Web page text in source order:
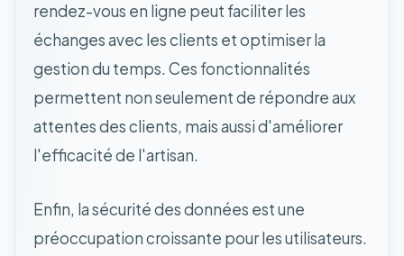
rendez-vous en ligne peut faciliter les
échanges avec les clients et optimiser la
gestion du temps. Ces fonctionnalités
permettent non seulement de répondre aux
attentes des clients, mais aussi d'améliorer
l'efficacité de l'artisan.
Enfin, la sécurité des données est une
préoccupation croissante pour les utilisateurs.